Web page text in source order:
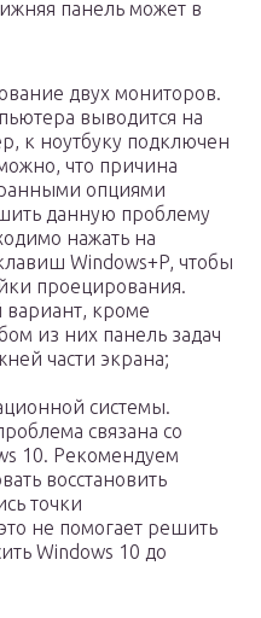
панель может в
двух мониторов.
выводится на
к ноутбуку подключен
что причина
опциями
данную проблему
нажать на
Windows+P, чтобы
проецирования.
кроме
из них панель задач
части экрана;
системы.
связана со
10. Рекомендуем
восстановить
точки
не помогает решить
Windows 10 до